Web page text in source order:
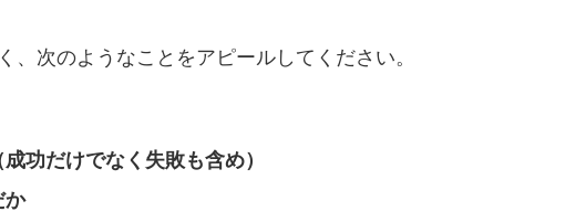
、次のようなことをアピールしてください。
功だけでなく失敗も含め）
か